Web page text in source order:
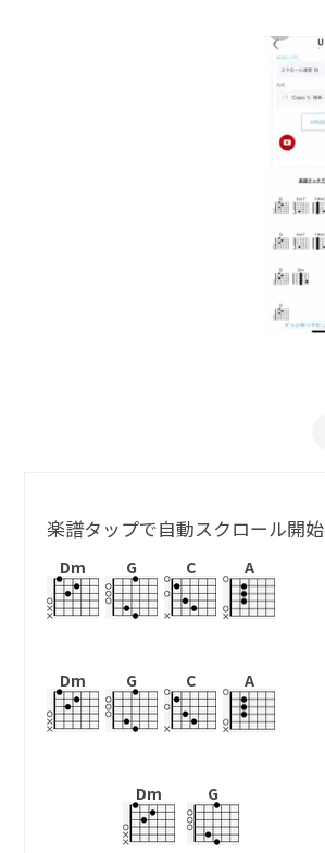
楽譜タップで自動スクロール開始
Dm G C A
Dm G C A
Dm G